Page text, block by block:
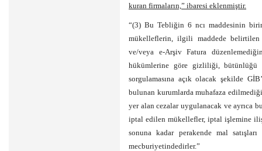
kuran firmaların,” ibaresi eklenmiştir.
“(3) Bu Tebliğin 6 ncı maddesinin
mükelleflerin, ilgili maddede belirtilen
ve/veya e-Arşiv Fatura
hükümlerine göre gizliliği, bütünlüğü
sorgulamasına açık olacak şekilde
bulunan kurumlarda muhafaza
yer alan cezalar uygulanacak ve
iptal edilen mükellefler, iptal işlemine
sonuna kadar perakende mal
mecburiyetindedirler.”